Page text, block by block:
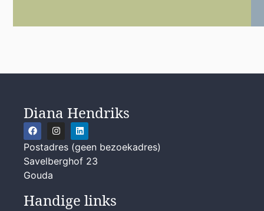
Diana Hendriks
Postadres (geen bezoekadres)
Savelberghof 23
Gouda
Handige links